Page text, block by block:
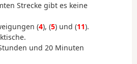
Strecke gibt es keine
(4), (5) und (11).
und 20 Minuten